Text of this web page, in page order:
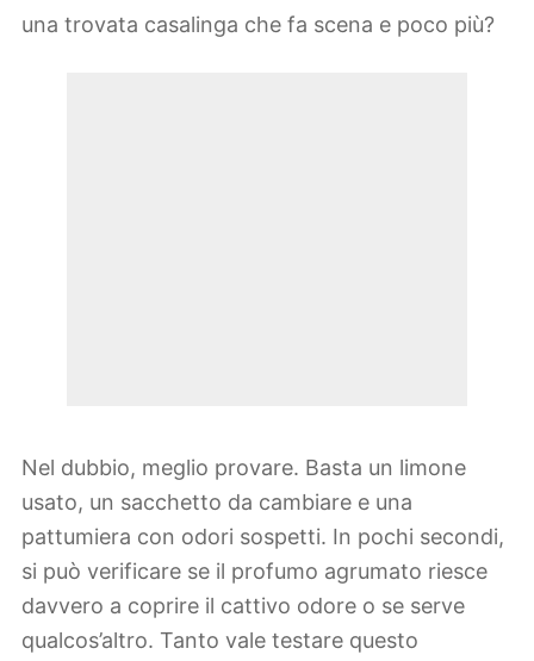
una trovata casalinga che fa scena e poco più?
Nel dubbio, meglio provare. Basta un limone
usato, un sacchetto da cambiare e una
pattumiera con odori sospetti. In pochi secondi,
si può verificare se il profumo agrumato riesce
davvero a coprire il cattivo odore o se serve
qualcos’altro. Tanto vale testare questo